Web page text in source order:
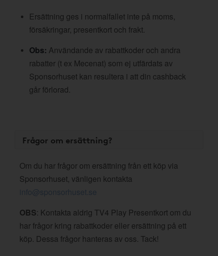
Ersättning ges i normalfallet inte på moms,
försäkringar, presentkort och frakt.
Obs: Användande av rabattkoder och andra
rabatter (t ex Mecenat) som ej utfärdats av
Sponsorhuset kan resultera i att din cashback
går förlorad.
Frågor om ersättning?
Om du har frågor om ersättning från ett köp via
Sponsorhuset, vänligen kontakta
info@sponsorhuset.se
OBS: Kontakta aldrig TV4 Play Presentkort om du
har frågor kring rabattkoder eller ersättning på ett
köp. Dessa frågor hanteras av oss. Tack!